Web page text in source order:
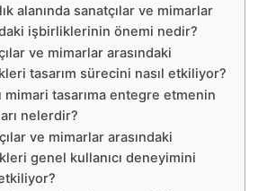
alanında sanatçılar ve mimarlar
işbirliklerinin önemi nedir?
ve mimarlar arasındaki
tasarım sürecini nasıl etkiliyor?
mimari tasarıma entegre etmenin
nelerdir?
ve mimarlar arasındaki
genel kullanıcı deneyimini